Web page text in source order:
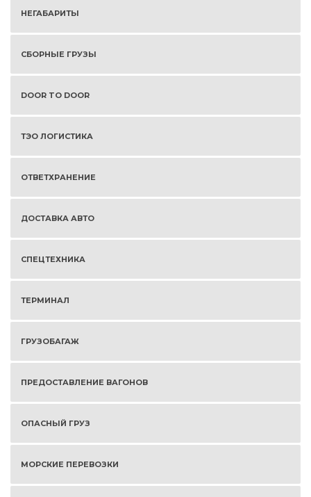
НЕГАБАРИТЫ
СБОРНЫЕ ГРУЗЫ
DOOR TO DOOR
ТЭО ЛОГИСТИКА
ОТВЕТХРАНЕНИЕ
ДОСТАВКА АВТО
СПЕЦТЕХНИКА
ТЕРМИНАЛ
ГРУЗОБАГАЖ
ПРЕДОСТАВЛЕНИЕ ВАГОНОВ
ОПАСНЫЙ ГРУЗ
МОРСКИЕ ПЕРЕВОЗКИ